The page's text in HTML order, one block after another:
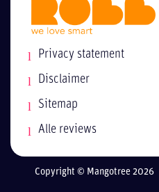
Privacy statement
Disclaimer
Sitemap
Alle reviews
Copyright © Mangotree 2026